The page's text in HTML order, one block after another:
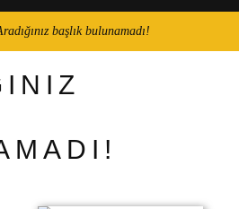
başlık bulunamadı!